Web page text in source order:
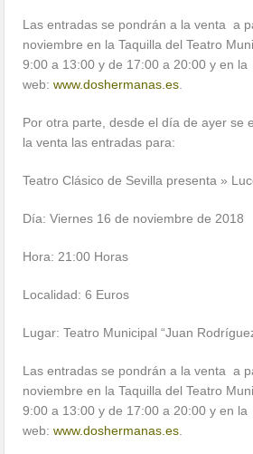
Las entradas se pondrán a la venta a
noviembre en la Taquilla del Teatro
9:00 a 13:00 y de 17:00 a 20:00 y en la
web:www.doshermanas.es
Por otra parte, desde el día de ayer se
la venta las entradas para:
Teatro Clásico de Sevilla presenta »
Día: Viernes 16 de noviembre de 2018
Hora: 21:00 Horas
Localidad: 6 Euros
Lugar: Teatro Municipal “Juan
Las entradas se pondrán a la venta a
noviembre en la Taquilla del Teatro
9:00 a 13:00 y de 17:00 a 20:00 y en la
web:www.doshermanas.es